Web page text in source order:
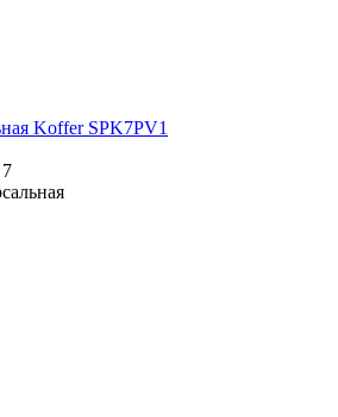
Koffer SPK7PV1
7